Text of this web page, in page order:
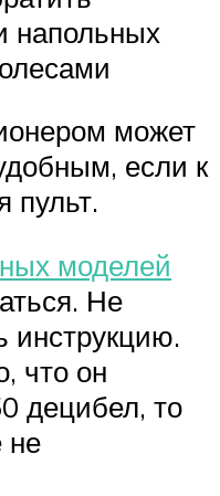
напольных
может
если к
пульт.
моделей
Не
инструкцию.
что он
децибел, то
не